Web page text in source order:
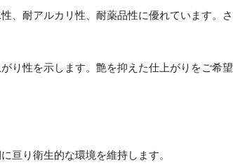
、耐アルカリ性、耐薬品性に優れています。
り性を示します。艶を抑えた仕上がりをご希
亘り衛生的な環境を維持します。